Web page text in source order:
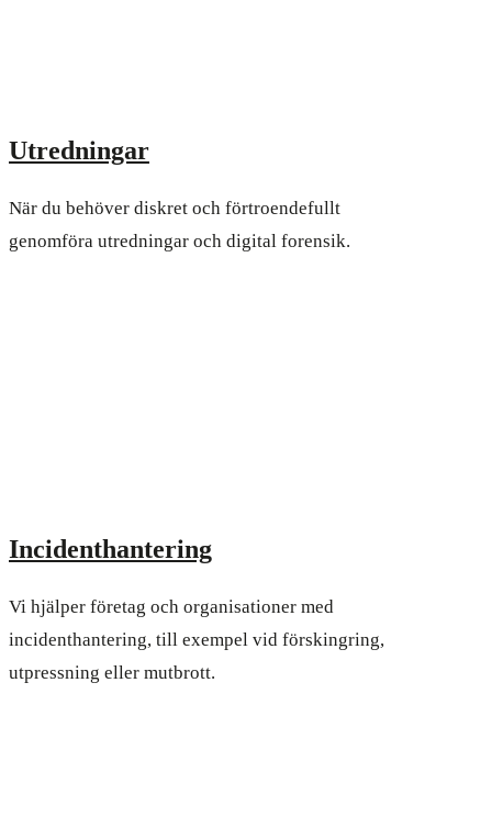
Utredningar
När du behöver diskret och förtroendefullt
genomföra utredningar och digital forensik.
Incidenthantering
Vi hjälper företag och organisationer med
incidenthantering, till exempel vid förskingring,
utpressning eller mutbrott.